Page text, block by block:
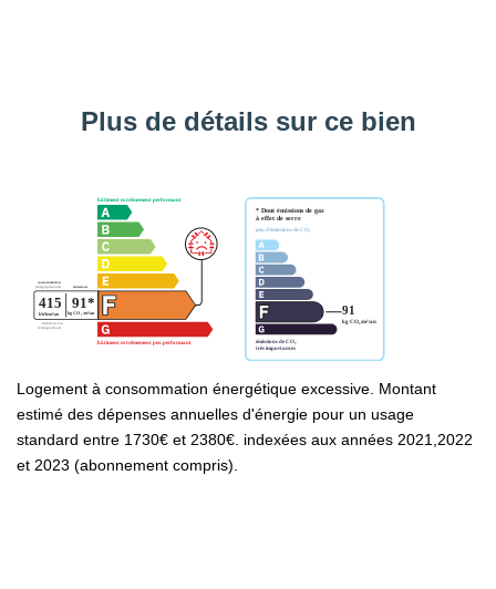
Plus de détails sur ce bien
Logement à consommation énergétique excessive. Montant
estimé des dépenses annuelles d'énergie pour un usage
standard entre 1730€ et 2380€. indexées aux années 2021,2022
et 2023 (abonnement compris).